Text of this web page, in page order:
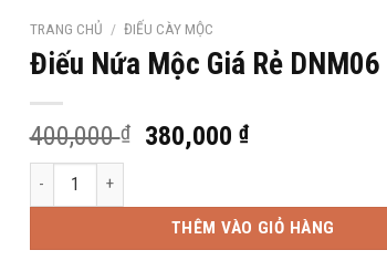
TRANG CHỦ / ĐIẾU CÀY MỘC
Điếu Nứa Mộc Giá Rẻ DNM06
400,000₫
Giá
400,000 ₫.
380,000 ₫Giá
là:
380,000 ₫.
Điếu Nứa Mộc Giá Rẻ DNM06 số lượng
THÊM VÀO GIỎ HÀNG